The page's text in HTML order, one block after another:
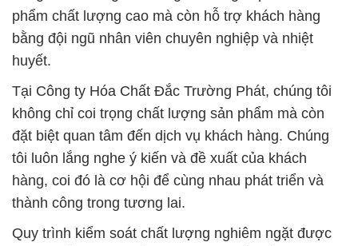
phẩm chất lượng cao mà còn hỗ trợ khách hàng
bằng đội ngũ nhân viên chuyên nghiệp và nhiệt
huyết.
Tại Công ty Hóa Chất Đắc Trường Phát, chúng tôi
không chỉ coi trọng chất lượng sản phẩm mà còn
đặt biệt quan tâm đến dịch vụ khách hàng. Chúng
tôi luôn lắng nghe ý kiến và đề xuất của khách
hàng, coi đó là cơ hội để cùng nhau phát triển và
thành công trong tương lai.
Quy trình kiểm soát chất lượng nghiêm ngặt được